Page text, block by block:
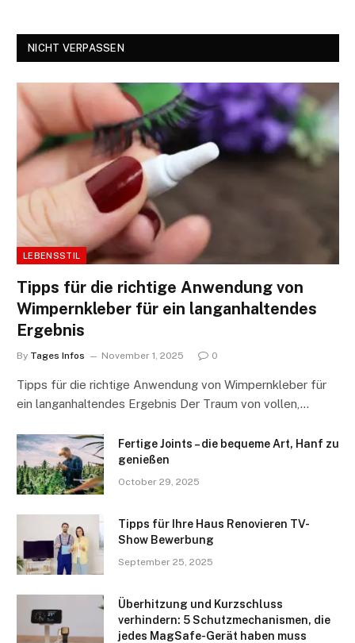
NICHT VERPASSEN
LEBENSSTIL
Tipps für die richtige Anwendung von
Wimpernkleber für ein langanhaltendes
Ergebnis
By Tages Infos November 1, 2025 0
Tipps für die richtige Anwendung von Wimpernkleber für
ein langanhaltendes Ergebnis Der Traum von vollen,…
Fertige Joints – die bequeme Art, Hanf zu
genießen
October 29, 2025
Tipps für Ihre Haus Renovieren TV-
Show Bewerbung
September 25, 2025
Überhitzung und Kurzschluss
verhindern: 5 Schutzmechanismen, die
jedes MagSafe-Gerät haben muss